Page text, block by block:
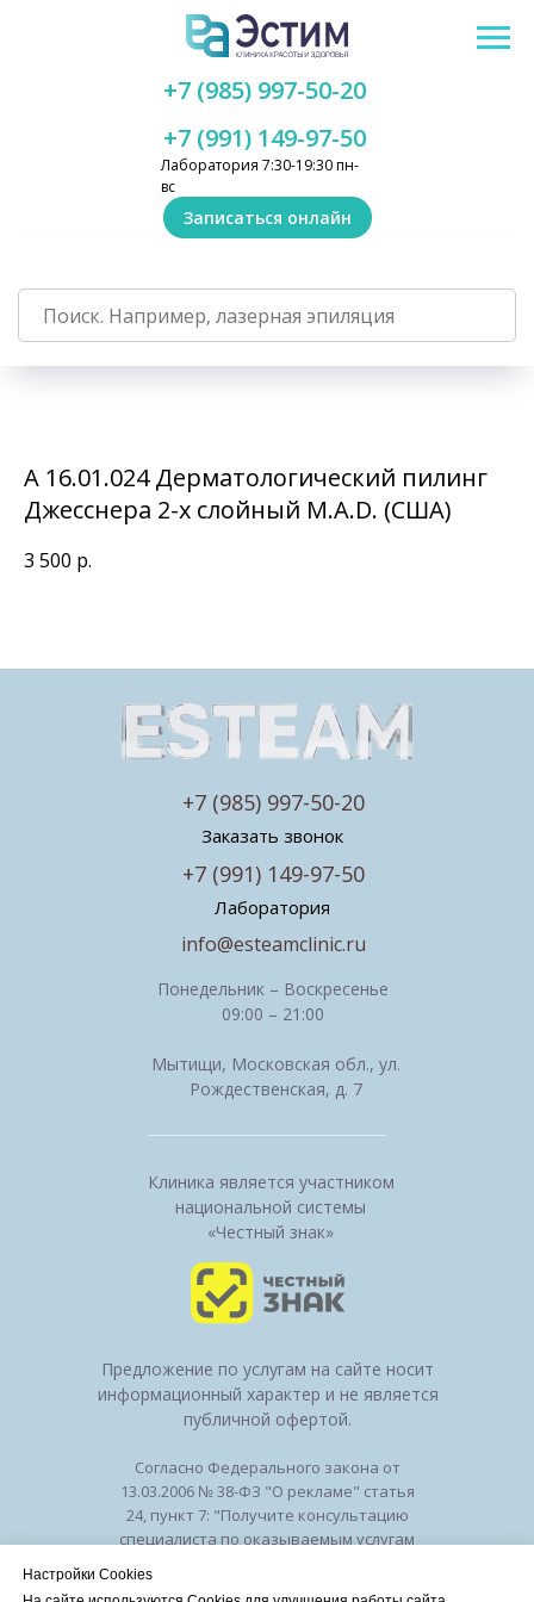
Лаборатория 7:30-19:30 пн-
вс
+7 (991) 149-97-50
+7 (985) 997-50-20
Записаться онлайн
A 16.01.024 Дерматологический пилинг
Джесснера 2-х слойный M.A.D. (США)
3 500 р.
Клиника является участником
национальной системы
«Честный знак»
Понедельник – Воскресенье
09:00 – 21:00
Мытищи, Московская обл., ул.
Рождественская, д. 7
Заказать звонок
Лаборатория
info@esteamclinic.ru
+7 (991) 149-97-50
+7 (985) 997-50-20
Предложение по услугам на сайте носит
информационный характер и не является
публичной офертой.
Согласно Федерального закона от
13.03.2006 № 38-ФЗ "О рекламе" статья
24, пункт 7: "Получите консультацию
специалиста по оказываемым услугам
Настройки Cookies